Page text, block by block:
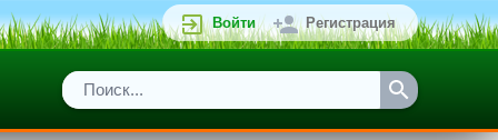
Войти Регистрация